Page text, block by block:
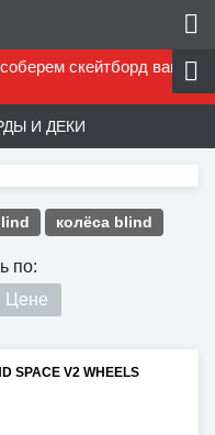
скейтборд вашей
И ДЕКИ
колёса blind
по:
Цене
SPACE V2 WHEELS